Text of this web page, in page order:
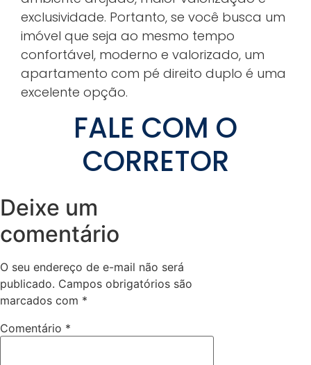
exclusividade. Portanto, se você busca um
imóvel que seja ao mesmo tempo
confortável, moderno e valorizado, um
apartamento com pé direito duplo é uma
excelente opção.
FALE COM O
CORRETOR
Deixe um
comentário
O seu endereço de e-mail não será
publicado. Campos obrigatórios são
marcados com *
Comentário *